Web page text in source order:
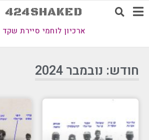
424SHAKED
ארכיון לוחמי סיירת שקד
חודש: נובמבר 2024